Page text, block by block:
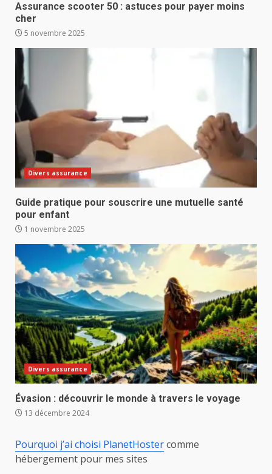
Assurance scooter 50 : astuces pour payer moins
cher
5 novembre 2025
Divers assurance
Guide pratique pour souscrire une mutuelle santé
pour enfant
1 novembre 2025
Divers assurance
Évasion : découvrir le monde à travers le voyage
13 décembre 2024
Pourquoi j’ai choisi PlanetHostercomme
hébergement pour mes sites